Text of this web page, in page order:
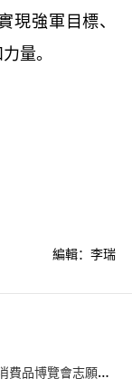
現強軍目標、
量。
編輯：李瑞
覽會志願者素描